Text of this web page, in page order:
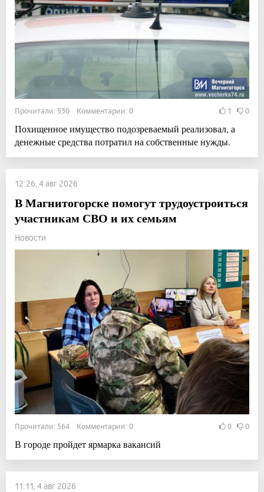
Прочитали: 530 Комментарии: 0 1 0
Похищенное имущество подозреваемый реализовал, а
денежные средства потратил на собственные нужды.
12:26, 4 авг 2026
В Магнитогорске помогут трудоустроиться
участникам СВО и их семьям
Новости
Прочитали: 564 Комментарии: 0 0 0
В городе пройдет ярмарка вакансий
11:11, 4 авг 2026